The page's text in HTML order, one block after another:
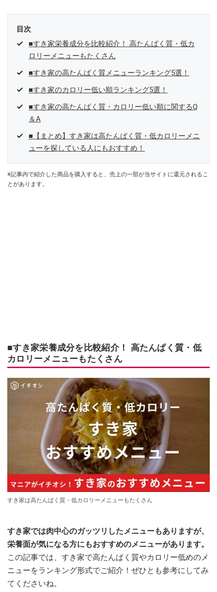
目次
■すき家栄養成分を比較紹介！ 高たんぱく質・低カ
ロリーメニューもたくさん
■すき家の高たんぱく質メニューランキング5選！
■すき家のカロリー低い順ランキング5選！
■すき家の高たんぱく質・カロリー低い順に関するQ
＆A
■【まとめ】すき家は高たんぱく質・低カロリーメニ
ューを探している人にもおすすめ！
※記事内で紹介した商品を購入すると、売上の一部が当サイトに還元されるこ
とがあります。
■すき家栄養成分を比較紹介！ 高たんぱく質・低
カロリーメニューもたくさん
すき家は高たんぱく質・低カロリーメニューもたくさん
すき家では肉中心のガッツリしたメニューもありますが、
栄養面が気になる方にもおすすめのメニューがあります。
この記事では、すき家で高たんぱく質やカロリー低めのメ
ニューをランキング形式でご紹介！ぜひとも参考にしてみ
てくださいね。